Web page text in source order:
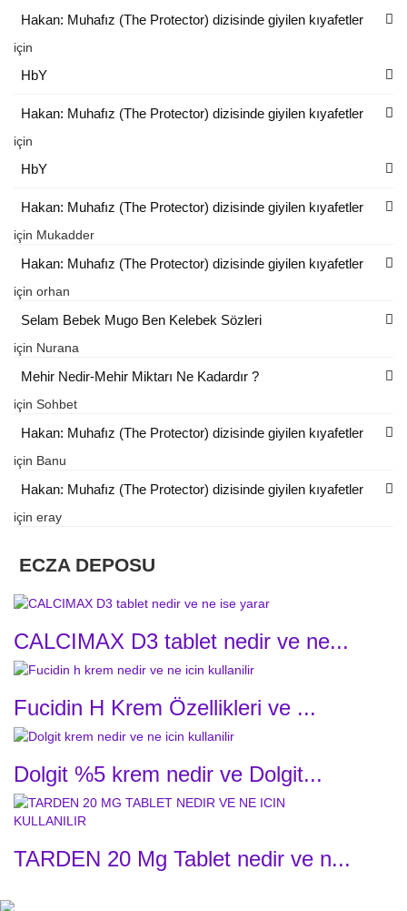
Hakan: Muhafız (The Protector) dizisinde giyilen kıyafetler
için
HbY
Hakan: Muhafız (The Protector) dizisinde giyilen kıyafetler
için
HbY
Hakan: Muhafız (The Protector) dizisinde giyilen kıyafetler
için Mukadder
Hakan: Muhafız (The Protector) dizisinde giyilen kıyafetler
için orhan
Selam Bebek Mugo Ben Kelebek Sözleri
için Nurana
Mehir Nedir-Mehir Miktarı Ne Kadardır ?
için Sohbet
Hakan: Muhafız (The Protector) dizisinde giyilen kıyafetler
için Banu
Hakan: Muhafız (The Protector) dizisinde giyilen kıyafetler
için eray
ECZA DEPOSU
CALCIMAX D3 tablet nedir ve ne...
Fucidin H Krem Özellikleri ve ...
Dolgit %5 krem nedir ve Dolgit...
TARDEN 20 Mg Tablet nedir ve n...